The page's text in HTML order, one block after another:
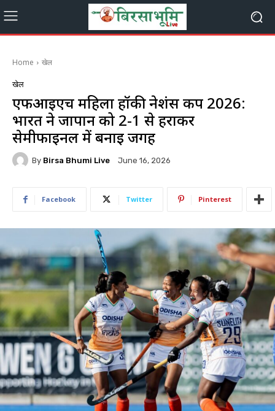
Home खेल
खेल
एफआईएच महिला हॉकी नेशंस कप 2026:
भारत ने जापान को 2-1 से हराकर
सेमीफाइनल में बनाई जगह
By Birsa Bhumi Live June 16, 2026
Facebook Twitter Pinterest